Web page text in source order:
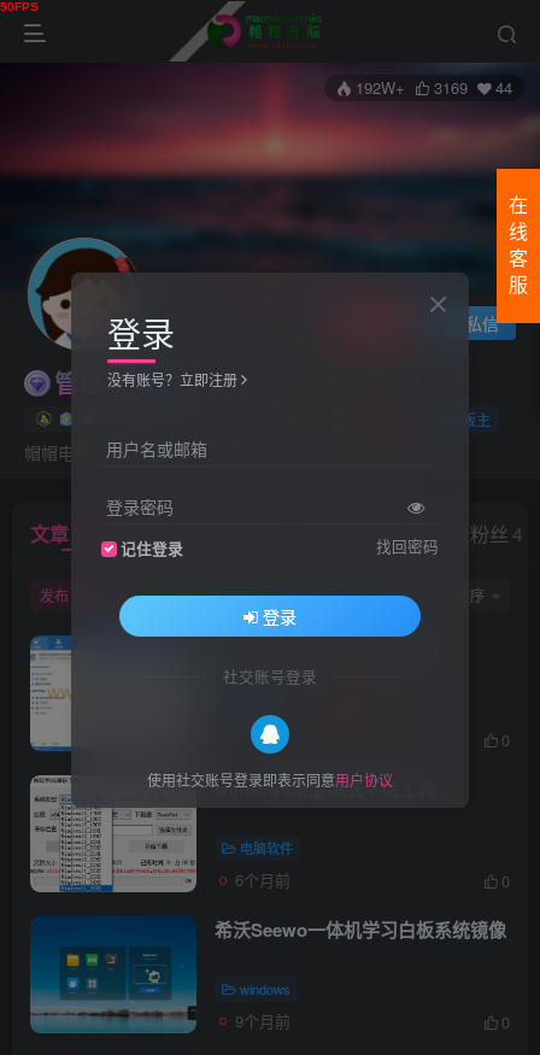
192W+ 3169 44
管理员
超级版主
帽帽电脑 www.szyixin.net
私信
文章 帖子 粉丝 44
发布 排序
4个月前 0
windows原版系统下载工具
电脑软件
6个月前 0
希沃Seewo一体机学习白板系统镜像
windows
9个月前 0
在
线
客
服
登录
没有账号？立即注册
用户名或邮箱
登录密码
记住登录 找回密码
登录
社交账号登录
使用社交账号登录即表示同意用户协议